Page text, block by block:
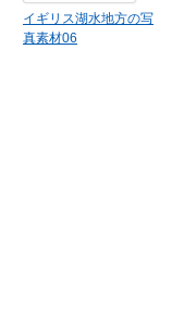
イギリス湖水地方の写
真素材06